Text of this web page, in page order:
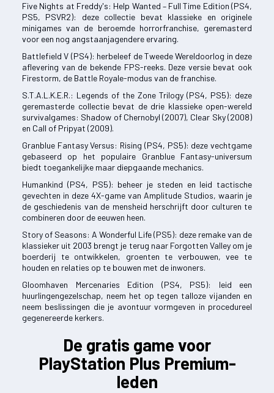
Five Nights at Freddy's: Help Wanted – Full Time Edition (PS4,
PS5, PSVR2): deze collectie bevat klassieke en originele
minigames van de beroemde horrorfranchise, geremasterd
voor een nog angstaanjagendere ervaring.
Battlefield V (PS4): herbeleef de Tweede Wereldoorlog in deze
aflevering van de bekende FPS-reeks. Deze versie bevat ook
Firestorm, de Battle Royale-modus van de franchise.
S.T.A.L.K.E.R.: Legends of the Zone Trilogy (PS4, PS5): deze
geremasterde collectie bevat de drie klassieke open-wereld
survivalgames: Shadow of Chernobyl (2007), Clear Sky (2008)
en Call of Pripyat (2009).
Granblue Fantasy Versus: Rising (PS4, PS5): deze vechtgame
gebaseerd op het populaire Granblue Fantasy-universum
biedt toegankelijke maar diepgaande mechanics.
Humankind (PS4, PS5): beheer je steden en leid tactische
gevechten in deze 4X-game van Amplitude Studios, waarin je
de geschiedenis van de mensheid herschrijft door culturen te
combineren door de eeuwen heen.
Story of Seasons: A Wonderful Life (PS5): deze remake van de
klassieker uit 2003 brengt je terug naar Forgotten Valley om je
boerderij te ontwikkelen, groenten te verbouwen, vee te
houden en relaties op te bouwen met de inwoners.
Gloomhaven Mercenaries Edition (PS4, PS5): leid een
huurlingengezelschap, neem het op tegen talloze vijanden en
neem beslissingen die je avontuur vormgeven in procedureel
gegenereerde kerkers.
De gratis game voor
PlayStation Plus Premium-
leden